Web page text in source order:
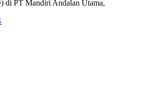
di PT Mandiri Andalan Utama,